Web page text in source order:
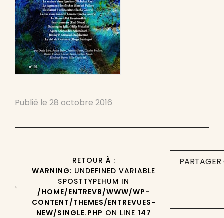
Publié le 28 octobre 2016
RETOUR À :
WARNING: UNDEFINED VARIABLE
$POSTTYPEHUM IN
/HOME/ENTREVB/WWW/WP-
CONTENT/THEMES/ENTREVUES-
NEW/SINGLE.PHP ON LINE 147